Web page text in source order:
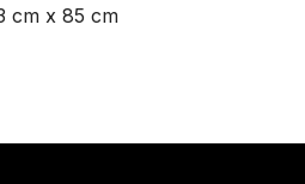
cm x 85 cm